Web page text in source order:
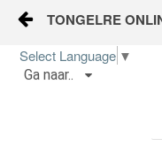
Skip to Content
TONGELRE
Start
Ga naar..
Select Language ▼